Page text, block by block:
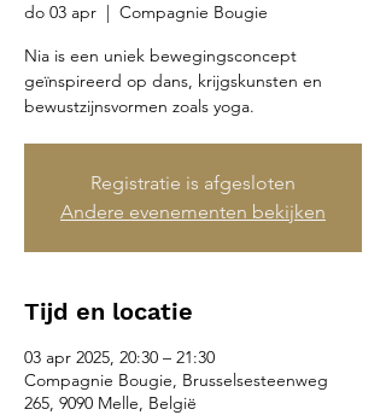
do 03 apr
  |
Compagnie Bougie
Nia is een uniek bewegingsconcept
geïnspireerd op dans, krijgskunsten en
bewustzijnsvormen zoals yoga.
Registratie is afgesloten
Andere evenementen bekijken
Tijd en locatie
03 apr 2025, 20:30 – 21:30
Compagnie Bougie, Brusselsesteenweg
265, 9090 Melle, België